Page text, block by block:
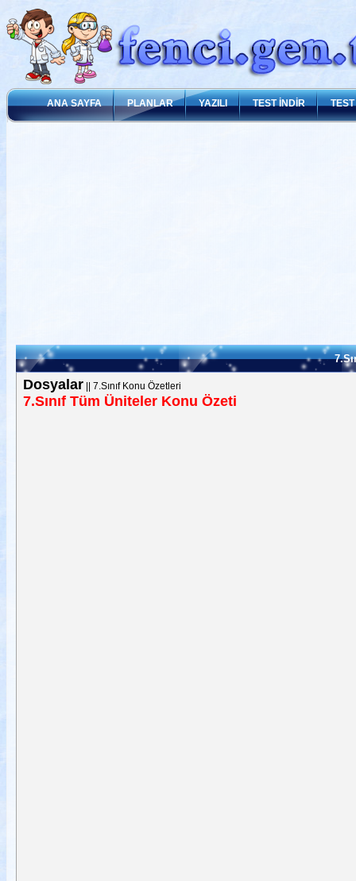
ANA SAYFA PLANLAR YAZILI TEST İNDİR
Dosyalar|| 7.Sınıf Konu Özetleri
7.Sınıf Tüm Üniteler Konu Özeti